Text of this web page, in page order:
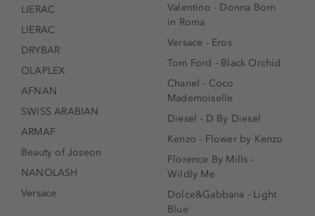
LIERAC
LIERAC
DRYBAR
OLAPLEX
AFNAN
SWISS ARABIAN
ARMAF
Beauty of Joseon
NANOLASH
Versace
Valentino - Donna Born
in Roma
Versace - Eros
Tom Ford - Black Orchid
Chanel - Coco
Mademoiselle
Diesel - D By Diesel
Kenzo - Flower by Kenzo
Florence By Mills -
Wildly Me
Dolce&Gabbana - Light
Blue